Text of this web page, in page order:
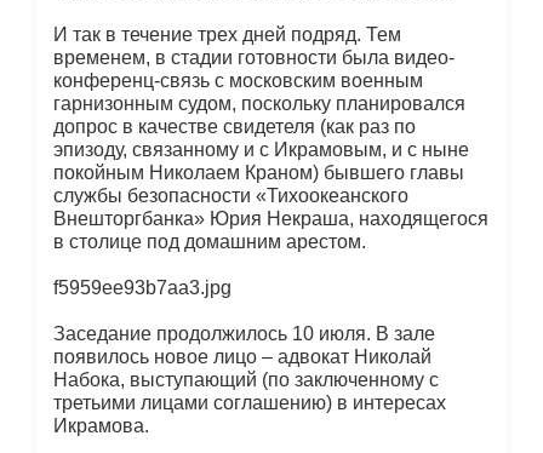
И так в течение трех дней подряд. Тем
временем, в стадии готовности была видео-
конференц-связь с московским военным
гарнизонным судом, поскольку планировался
допрос в качестве свидетеля (как раз по
эпизоду, связанному и с Икрамовым, и с ныне
покойным Николаем Краном) бывшего главы
службы безопасности «Тихоокеанского
Внешторгбанка» Юрия Некраша, находящегося
в столице под домашним арестом.
f5959ee93b7aa3.jpg
Заседание продолжилось 10 июля. В зале
появилось новое лицо – адвокат Николай
Набока, выступающий (по заключенному с
третьими лицами соглашению) в интересах
Икрамова.